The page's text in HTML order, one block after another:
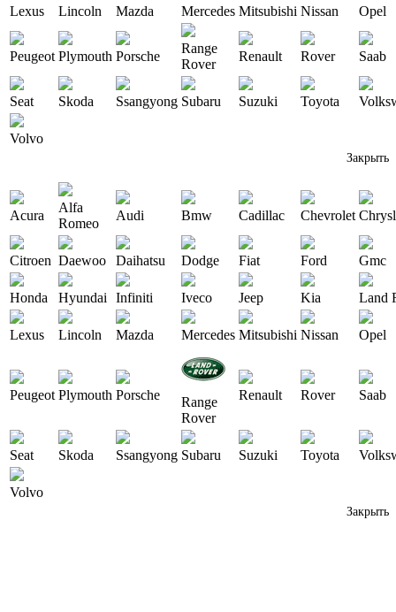
Lexus Lincoln Mazda Mercedes Mitsubishi Nissan Opel
Peugeot Plymouth Porsche
Range
Rover
Renault Rover Saab
Seat Skoda Ssangyong Subaru Suzuki Toyota
Volvo
Закрыть
Acura
Alfa
Romeo
Audi Bmw Cadillac Chevrolet
Citroen Daewoo Daihatsu Dodge Fiat Ford Gmc
Honda Hyundai Infiniti Iveco Jeep Kia Land
Lexus Lincoln Mazda Mercedes Mitsubishi Nissan Opel
Peugeot Plymouth Porsche
Range
Rover
Renault Rover Saab
Seat Skoda Ssangyong Subaru Suzuki Toyota
Volvo
Закрыть